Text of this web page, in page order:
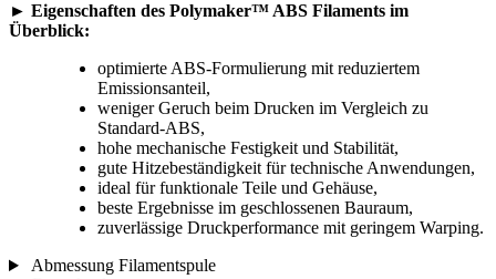
► Eigenschaften des Polymaker™ ABS Filaments im
Überblick:
optimierte ABS-Formulierung mit reduziertem
Emissionsanteil,
weniger Geruch beim Drucken im Vergleich zu
Standard-ABS,
hohe mechanische Festigkeit und Stabilität,
gute Hitzebeständigkeit für technische Anwendungen,
ideal für funktionale Teile und Gehäuse,
beste Ergebnisse im geschlossenen Bauraum,
zuverlässige Druckperformance mit geringem Warping.
Abmessung Filamentspule